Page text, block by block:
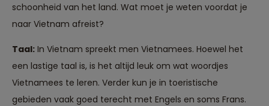
schoonheid van het land. Wat moet je weten voordat je
naar Vietnam afreist?
Taal: In Vietnam spreekt men Vietnamees. Hoewel het
een lastige taal is, is het altijd leuk om wat woordjes
Vietnamees te leren. Verder kun je in toeristische
gebieden vaak goed terecht met Engels en soms Frans.